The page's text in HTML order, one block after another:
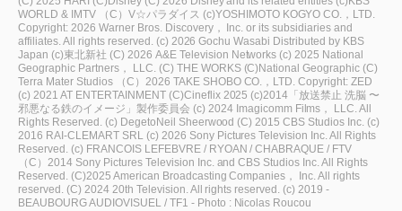
WORLD & IMTV
（C）V☆パラダイス (c)YOSHIMOTO KOGYO CO.，LTD.
Copyright: 2026 Warner Bros. Discovery， Inc. or its subsidiaries and
affiliates. All rights reserved. (c) 2026 Gochu Wasabi Distributed by KBS
Japan (c)東北新社 (C) 2026 A&E Television Networks (c) 2025 National
Geographic Partners， LLC. (C) THE WORKS (C)National Geographic (C)
Terra Mater Studios
（C）2026 TAKE SHOBO CO.，LTD.Copyright: ZED
(c) 2021 AT ENTERTAINMENT (C)Cineflix 2025 (c)2014「放送禁止 洗脳 〜
邪悪なる鉄のイメージ」製作委員会 (c) 2024 Imagicomm Films， LLC. All
Rights Reserved. (c) DegetoNeil Sheerwood (C) 2015 CBS Studios Inc. (c)
2016 RAI-CLEMART SRL (c) 2026 Sony Pictures Television Inc. All Rights
Reserved. (c) FRANCOIS LEFEBVRE / RYOAN / CHABRAQUE / FTV
（C）2014 Sony Pictures Television Inc. and CBS Studios Inc. All Rights
Reserved. (C)2025 American Broadcasting Companies， Inc. All rights
reserved. (C) 2024 20th Television. All rights reserved. (c) 2019 -
BEAUBOURG AUDIOVISUEL / TF1 - Photo : Nicolas Roucou